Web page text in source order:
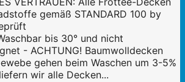
gemäß STANDARD 100 by
bis 30° und nicht
- ACHTUNG! Baumwolldecken
gehen beim Waschen um 3-5%
wir alle Decken...